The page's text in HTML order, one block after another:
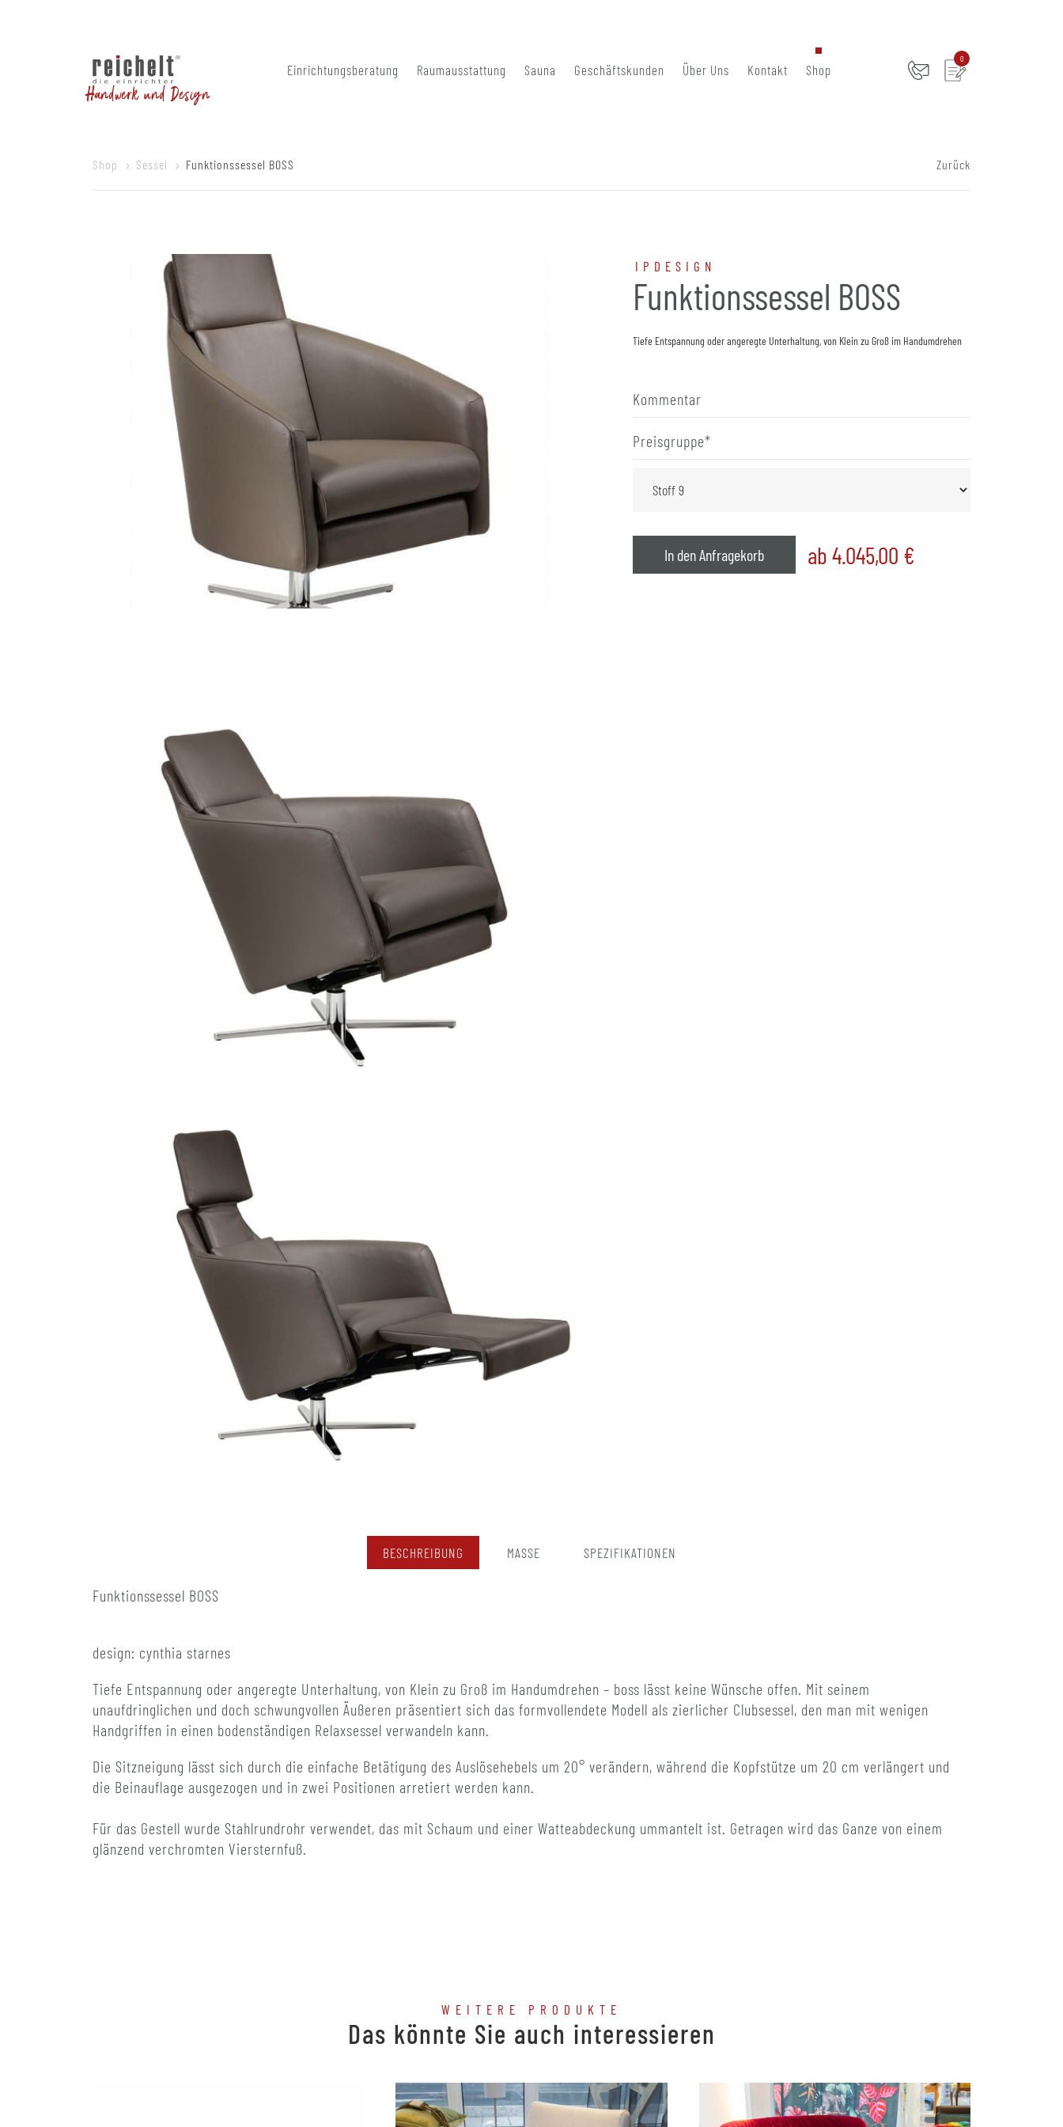
Handwerk und Design
Einrichtungsberatung Raumausstattung Sauna Geschäftskunden Über Uns Kontakt Shop
0
Shop Sessel Funktionssessel BOSS Zurück
IPDESIGN
Funktionssessel BOSS
Tiefe Entspannung oder angeregte Unterhaltung, von Klein zu Groß im Handumdrehen
Kommentar
Preisgruppe*
In den Anfragekorb ab 4.045,00 €
BESCHREIBUNG MASSE SPEZIFIKATIONEN
Funktionssessel BOSS
design: cynthia starnes
Tiefe Entspannung oder angeregte Unterhaltung, von Klein zu Groß im Handumdrehen – boss lässt keine Wünsche offen. Mit seinem
unaufdringlichen und doch schwungvollen Äußeren präsentiert sich das formvollendete Modell als zierlicher Clubsessel, den man mit wenigen
Handgriffen in einen bodenständigen Relaxsessel verwandeln kann.
Die Sitzneigung lässt sich durch die einfache Betätigung des Auslösehebels um 20° verändern, während die Kopfstütze um 20 cm verlängert und
die Beinauflage ausgezogen und in zwei Positionen arretiert werden kann.
Für das Gestell wurde Stahlrundrohr verwendet, das mit Schaum und einer Watteabdeckung ummantelt ist. Getragen wird das Ganze von einem
glänzend verchromten Viersternfuß.
WEITERE PRODUKTE
Das könnte Sie auch interessieren